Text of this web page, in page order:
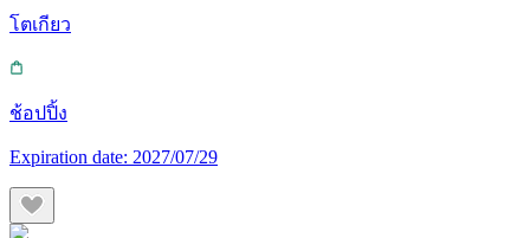
โตเกียว
ช้อปปิ้ง
Expiration date: 2027/07/29